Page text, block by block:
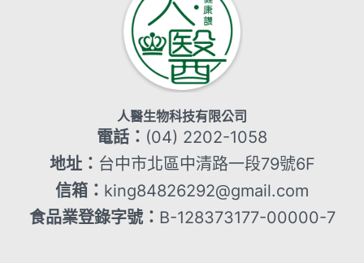
人醫生物科技有限公司
電話： (04) 2202-1058
地址： 台中市北區中清路一段79號6F
信箱： king84826292@gmail.com
食品業登錄字號： B-128373177-00000-7